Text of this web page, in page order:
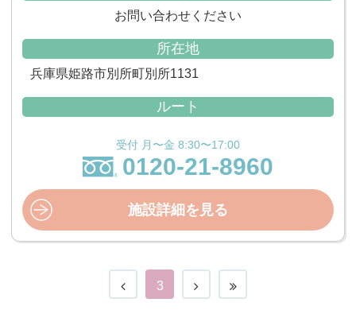
お問い合わせください
所在地
兵庫県姫路市別所町別所1131
ルート
受付 月〜金 8:30〜17:00
0120-21-8960
施設詳細を見る
3